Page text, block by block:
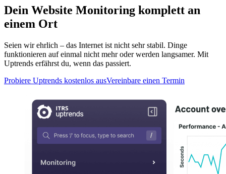
Dein Website Monitoring komplett an
einem Ort
Seien wir ehrlich – das Internet ist nicht sehr stabil. Dinge
funktionieren auf einmal nicht mehr oder werden langsamer. Mit
Uptrends erfährst du, wenn das passiert.
Probiere Uptrends kostenlos ausVereinbare einen Termin